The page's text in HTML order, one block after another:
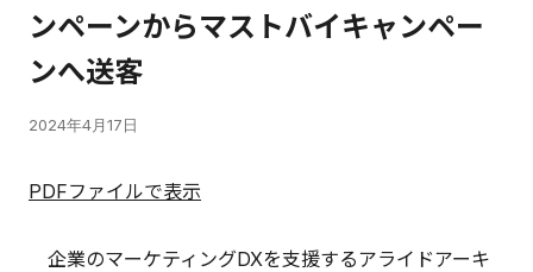
ンペーンからマストバイキャンペー
ンへ送客
2024年4月17日
PDFファイルで表示
企業のマーケティングDXを支援するアライドアーキ